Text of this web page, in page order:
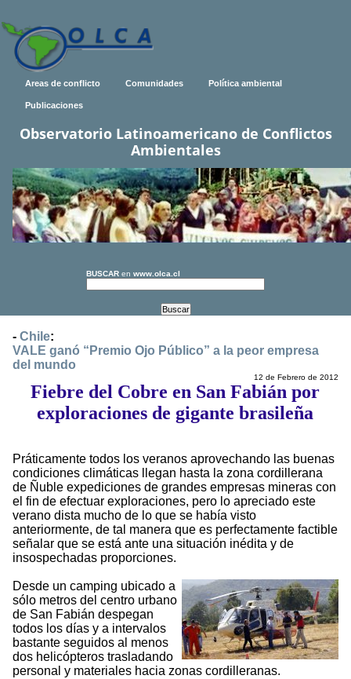
Areas de conflicto Comunidades Política ambiental
Publicaciones
Observatorio Latinoamericano de Conflictos
Ambientales
BUSCAR en www.olca.cl
- Chile:
VALE ganó “Premio Ojo Público” a la peor empresa
del mundo
12 de Febrero de 2012
Fiebre del Cobre en San Fabián por
exploraciones de gigante brasileña
Práticamente todos los veranos aprovechando las buenas
condiciones climáticas llegan hasta la zona cordillerana
de Ñuble expediciones de grandes empresas mineras con
el fin de efectuar exploraciones, pero lo apreciado este
verano dista mucho de lo que se había visto
anteriormente, de tal manera que es perfectamente factible
señalar que se está ante una situación inédita y de
insospechadas proporciones.
Desde un camping ubicado a
sólo metros del centro urbano
de San Fabián despegan
todos los días y a intervalos
bastante seguidos al menos
dos helicópteros trasladando
personal y materiales hacia zonas cordilleranas.